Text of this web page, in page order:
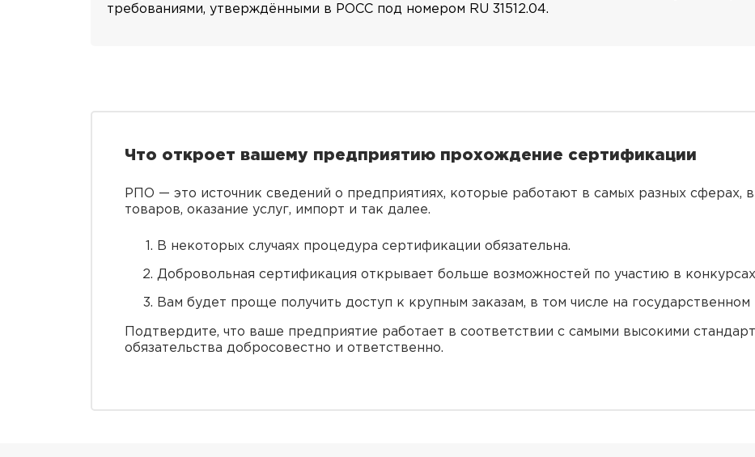
требованиями, утверждёнными в РОСС под номером RU 31512.04.
Что откроет вашему предприятию прохождение сертификации
РПО — это источник сведений о предприятиях, которые работают в самых разных сферах,
товаров, оказание услуг, импорт и так далее.
В некоторых случаях процедура сертификации обязательна.
Добровольная сертификация открывает больше возможностей по участию в
Вам будет проще получить доступ к крупным заказам, в том числе на
Подтвердите, что ваше предприятие работает в соответствии с самыми высокими
обязательства добросовестно и ответственно.